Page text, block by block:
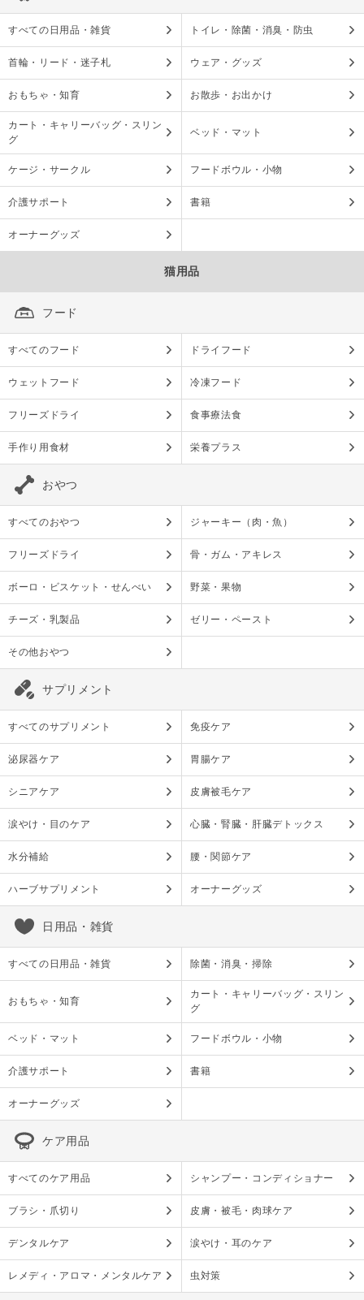
すべての日用品・雑貨 トイレ・除菌・消臭・防虫
首輪・リード・迷子札 ウェア・グッズ
おもちゃ・知育 お散歩・お出かけ
カート・キャリーバッグ・スリン
グ
ベッド・マット
ケージ・サークル フードボウル・小物
介護サポート 書籍
オーナーグッズ
猫用品
フード
すべてのフード ドライフード
ウェットフード 冷凍フード
フリーズドライ 食事療法食
手作り用食材 栄養プラス
おやつ
すべてのおやつ ジャーキー（肉・魚）
フリーズドライ 骨・ガム・アキレス
ボーロ・ビスケット・せんべい 野菜・果物
チーズ・乳製品 ゼリー・ペースト
その他おやつ
サプリメント
すべてのサプリメント 免疫ケア
泌尿器ケア 胃腸ケア
シニアケア 皮膚被毛ケア
涙やけ・目のケア 心臓・腎臓・肝臓デトックス
水分補給 腰・関節ケア
ハーブサプリメント オーナーグッズ
日用品・雑貨
すべての日用品・雑貨 除菌・消臭・掃除
おもちゃ・知育
カート・キャリーバッグ・スリン
グ
ベッド・マット フードボウル・小物
介護サポート 書籍
オーナーグッズ
ケア用品
すべてのケア用品 シャンプー・コンディショナー
ブラシ・爪切り 皮膚・被毛・肉球ケア
デンタルケア 涙やけ・耳のケア
レメディ・アロマ・メンタルケア 虫対策